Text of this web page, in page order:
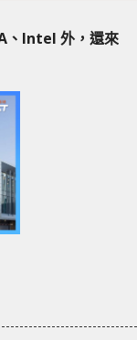
、Intel 外，還來